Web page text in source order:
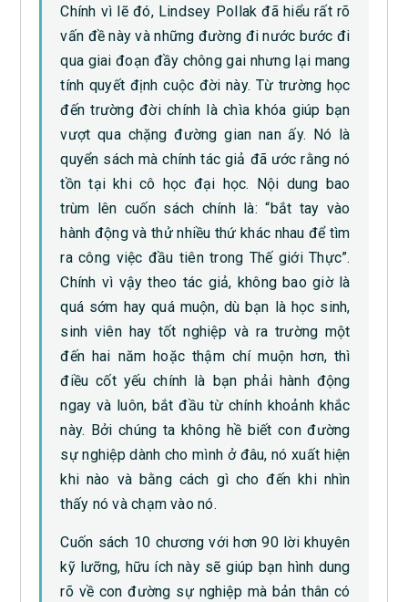
Chính vì lẽ đó, Lindsey Pollak đã hiểu rất rõ
vấn đề này và những đường đi nước bước đi
qua giai đoạn đầy chông gai nhưng lại mang
tính quyết định cuộc đời này. Từ trường học
đến trường đời chính là chìa khóa giúp bạn
vượt qua chặng đường gian nan ấy. Nó là
quyển sách mà chính tác giả đã ước rằng nó
tồn tại khi cô học đại học. Nội dung bao
trùm lên cuốn sách chính là: “bắt tay vào
hành động và thử nhiều thứ khác nhau để tìm
ra công việc đầu tiên trong Thế giới Thực”.
Chính vì vậy theo tác giả, không bao giờ là
quá sớm hay quá muộn, dù bạn là học sinh,
sinh viên hay tốt nghiệp và ra trường một
đến hai năm hoặc thậm chí muộn hơn, thì
điều cốt yếu chính là bạn phải hành động
ngay và luôn, bắt đầu từ chính khoảnh khắc
này. Bởi chúng ta không hề biết con đường
sự nghiệp dành cho mình ở đâu, nó xuất hiện
khi nào và bằng cách gì cho đến khi nhìn
thấy nó và chạm vào nó.
Cuốn sách 10 chương với hơn 90 lời khuyên
kỹ lưỡng, hữu ích này sẽ giúp bạn hình dung
rõ về con đường sự nghiệp mà bản thân có